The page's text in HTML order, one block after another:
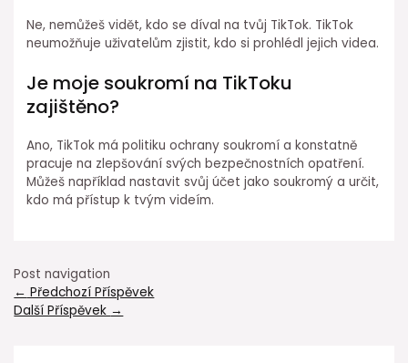
Ne, nemůžeš vidět, kdo se díval na tvůj TikTok. TikTok
neumožňuje uživatelům zjistit, kdo si prohlédl jejich videa.
Je moje soukromí na TikToku
zajištěno?
Ano, TikTok má politiku ochrany soukromí a konstatně
pracuje na zlepšování svých bezpečnostních opatření.
Můžeš například nastavit svůj účet jako soukromý a určit,
kdo má přístup k tvým videím.
Post navigation
← Předchozí Příspěvek
Další Příspěvek →